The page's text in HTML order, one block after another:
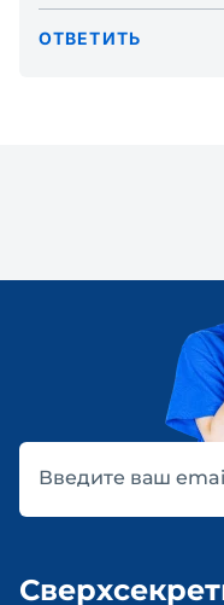
ОТВЕТИТЬ
Введите ваш